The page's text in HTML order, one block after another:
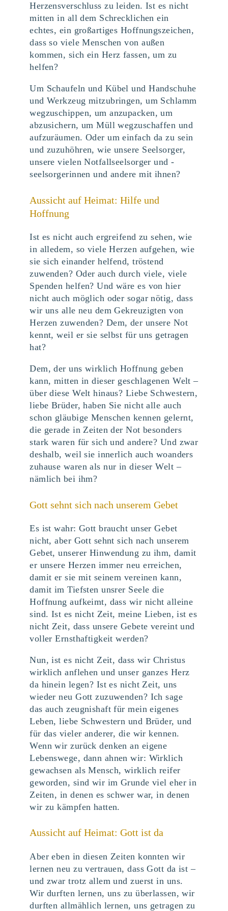
Herzensverschluss zu leiden. Ist es nicht
mitten in all dem Schrecklichen ein
echtes, ein großartiges Hoffnungszeichen,
dass so viele Menschen von außen
kommen, sich ein Herz fassen, um zu
helfen?
Um Schaufeln und Kübel und Handschuhe
und Werkzeug mitzubringen, um Schlamm
wegzuschippen, um anzupacken, um
abzusichern, um Müll wegzuschaffen und
aufzuräumen. Oder um einfach da zu sein
und zuzuhöhren, wie unsere Seelsorger,
unsere vielen Notfallseelsorger und -
seelsorgerinnen und andere mit ihnen?
Aussicht auf Heimat: Hilfe und
Hoffnung
Ist es nicht auch ergreifend zu sehen, wie
in alledem, so viele Herzen aufgehen, wie
sie sich einander helfend, tröstend
zuwenden? Oder auch durch viele, viele
Spenden helfen? Und wäre es von hier
nicht auch möglich oder sogar nötig, dass
wir uns alle neu dem Gekreuzigten von
Herzen zuwenden? Dem, der unsere Not
kennt, weil er sie selbst für uns getragen
hat?
Dem, der uns wirklich Hoffnung geben
kann, mitten in dieser geschlagenen Welt –
über diese Welt hinaus? Liebe Schwestern,
liebe Brüder, haben Sie nicht alle auch
schon gläubige Menschen kennen gelernt,
die gerade in Zeiten der Not besonders
stark waren für sich und andere? Und zwar
deshalb, weil sie innerlich auch woanders
zuhause waren als nur in dieser Welt –
nämlich bei ihm?
Gott sehnt sich nach unserem Gebet
Es ist wahr: Gott braucht unser Gebet
nicht, aber Gott sehnt sich nach unserem
Gebet, unserer Hinwendung zu ihm, damit
er unsere Herzen immer neu erreichen,
damit er sie mit seinem vereinen kann,
damit im Tiefsten unsrer Seele die
Hoffnung aufkeimt, dass wir nicht alleine
sind. Ist es nicht Zeit, meine Lieben, ist es
nicht Zeit, dass unsere Gebete vereint und
voller Ernsthaftigkeit werden?
Nun, ist es nicht Zeit, dass wir Christus
wirklich anflehen und unser ganzes Herz
da hinein legen? Ist es nicht Zeit, uns
wieder neu Gott zuzuwenden? Ich sage
das auch zeugnishaft für mein eigenes
Leben, liebe Schwestern und Brüder, und
für das vieler anderer, die wir kennen.
Wenn wir zurück denken an eigene
Lebenswege, dann ahnen wir: Wirklich
gewachsen als Mensch, wirklich reifer
geworden, sind wir im Grunde viel eher in
Zeiten, in denen es schwer war, in denen
wir zu kämpfen hatten.
Aussicht auf Heimat: Gott ist da
Aber eben in diesen Zeiten konnten wir
lernen neu zu vertrauen, dass Gott da ist –
und zwar trotz allem und zuerst in uns.
Wir durften lernen, uns zu überlassen, wir
durften allmählich lernen, uns getragen zu